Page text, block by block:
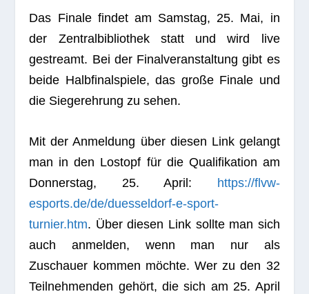
Das Finale fin­det am Sams­tag, 25. Mai, in
der Zen­tral­bi­blio­thek statt und wird live
gestreamt. Bei der Final­ver­an­stal­tung gibt es
beide Halb­fi­nal­spiele, das große Finale und
die Sie­ger­eh­rung zu sehen.
Mit der Anmel­dung über die­sen Link gelangt
man in den Los­topf für die Qua­li­fi­ka­tion am
Don­ners­tag, 25. April: https://flvw-
esports.de/de/duesseldorf-e-sport-
turnier.htm. Über die­sen Link sollte man sich
auch anmel­den, wenn man nur als
Zuschauer kom­men möchte. Wer zu den 32
Teil­neh­men­den gehört, die sich am 25. April